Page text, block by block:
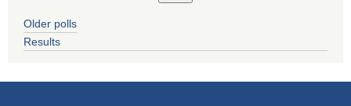
Older polls
Results